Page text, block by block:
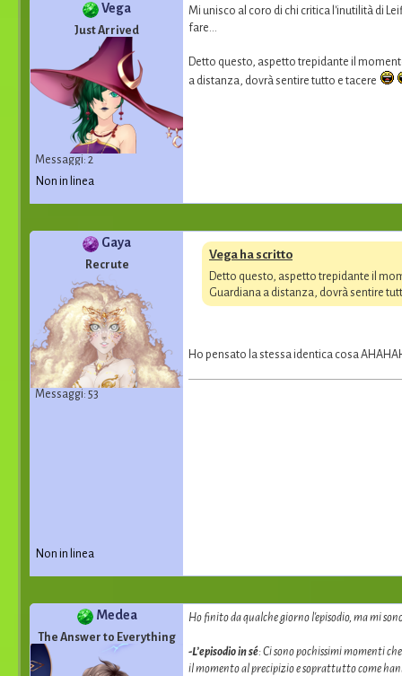
Vega
Just Arrived
Messaggi: 2
Mi unisco al coro di chi critica l'inutilità di
fare...
Detto questo, aspetto trepidante il
a distanza, dovrà sentire tutto e tacere
Non in linea
Gaya
Recrute
Messaggi: 53
Vega ha scritto
Detto questo, aspetto trepidante il
Guardiana a distanza, dovrà sentire
Ho pensato la stessa identica cosa
Non in linea
Medea
The Answer to Everything
Ho finito da qualche giorno l'episodio, ma mi
-L’episodio in sé: Ci sono pochissimi momenti
il momento al precipizio e soprattutto come